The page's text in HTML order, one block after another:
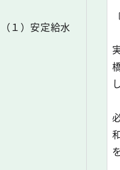
（１）安定給水